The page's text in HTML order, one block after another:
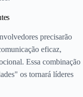
precisarão
eficaz,
Essa combinação
os tornará líderes